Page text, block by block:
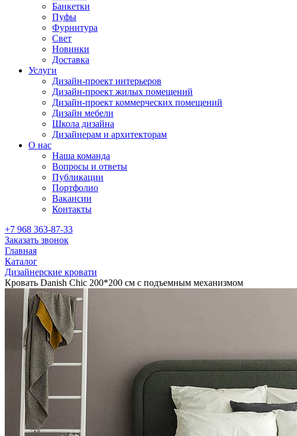
Банкетки
Пуфы
Фурнитура
Свет
Новинки
Доставка
Услуги
Дизайн-проект интерьеров
Дизайн-проект жилых помещений
Дизайн-проект коммерческих помещений
Дизайн мебели
Школа дизайна
Дизайнерам и архитекторам
О нас
Наша команда
Вопросы и ответы
Публикации
Портфолио
Вакансии
Контакты
+7 968 363-87-33
Заказать звонок
Главная
Каталог
Дизайнерские кровати
Кровать Danish Chic 200*200 см с подъемным механизмом